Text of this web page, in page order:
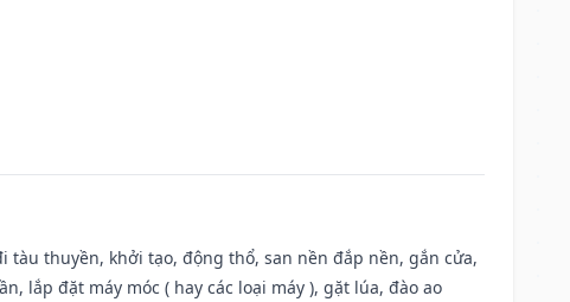
tàu thuyền, khởi tạo, động thổ, san nền đắp nền, gắn cửa,
lắp đặt máy móc ( hay các loại máy ), gặt lúa, đào ao